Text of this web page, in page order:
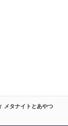
メタナイトとあやつ